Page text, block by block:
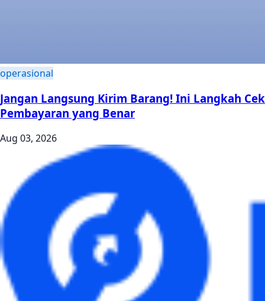
operasional
Jangan Langsung Kirim Barang! Ini Langkah Cek
Pembayaran yang Benar
Aug 03, 2026